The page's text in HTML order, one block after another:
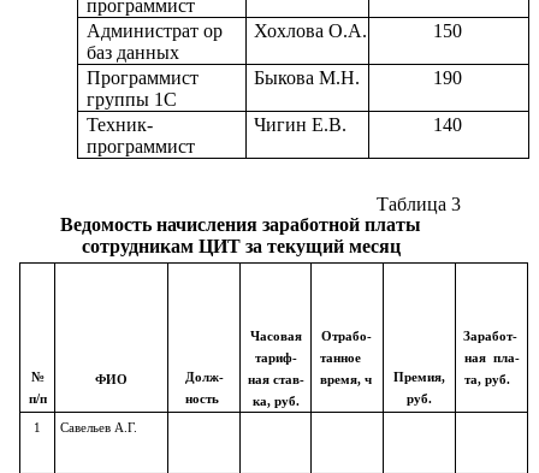
программист
Администрат ор
баз данных
Хохлова О.А. 150
Программист
группы 1С
Быкова М.Н. 190
Техник-
программист
Чигин Е.В. 140
Таблица 3
Ведомость начисления заработной платы
сотрудникам ЦИТ за текущий месяц
№
п/п
ФИО
Долж-
ность
Часовая
тариф-
ная став-
ка, руб.
Отрабо-
танное
время, ч
Премия,
руб.
Заработ-
ная пла-
та, руб.
1 Савельев А.Г.